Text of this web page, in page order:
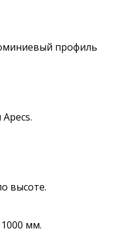
профиль
высоте.
мм.